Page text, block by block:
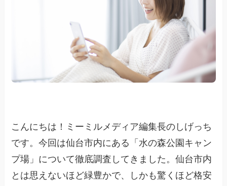
こんにちは！ミーミルメディア編集長のしげっち
です。今回は仙台市内にある「水の森公園キャン
プ場」について徹底調査してきました。仙台市内
とは思えないほど緑豊かで、しかも驚くほど格安